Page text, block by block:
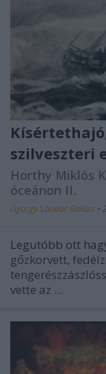
szilveszteri
Horthy Miklós
óceánon II.
György Sándor Balázs •
Legutóbb ott
gőzkorvett,
vette az ...